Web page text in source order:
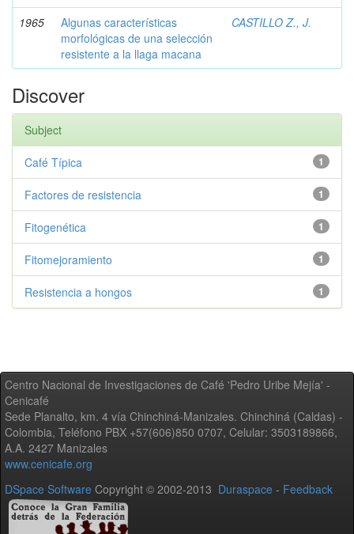
1965
Algunas características
morfológicas de una selección
resistente a la llaga macana
CASTILLO Z., J.
Discover
Subject
1
Café Típica
1
Factores de resistencia
1
Fitogenética
1
Fitomejoramiento
1
Resistencia a hongos
Centro Nacional de Investigaciones de Café 'Pedro Uribe Mejía' -
Cenicafé
Sede Planalto, km. 4 vía Chinchiná-Manizales. Chinchiná (Caldas) -
Colombia, Teléfono PBX +57(606)850 0707, Celular: 3503189866,
A.A. 2427 Manizales
www.cenicafe.org
DSpace Software Copyright © 2002-2013 Duraspace - Feedback